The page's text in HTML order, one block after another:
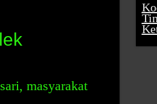
masyarakat